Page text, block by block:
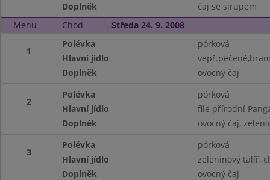
Doplněk
čaj se sirupem
Menu
Chod Středa 24. 9. 2008
1
Polévka
pórková
Hlavní jídlo
Doplněk
ovocný čaj
2
Polévka
pórková
Hlavní jídlo
file přírodní
Doplněk
ovocný čaj,
3
Polévka
pórková
Hlavní jídlo
zeleninový talíř,
Doplněk
ovocný čaj